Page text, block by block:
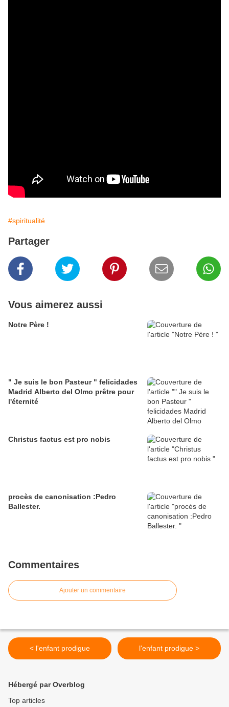
#spiritualité
Partager
Vous aimerez aussi
Notre Père !
" Je suis le bon Pasteur " felicidades
Madrid Alberto del Olmo prêtre pour
l'éternité
Christus factus est pro nobis
procès de canonisation :Pedro
Ballester.
Commentaires
Ajouter un commentaire
< l'enfant prodigue l'enfant prodigue >
Hébergé par Overblog
Top articles